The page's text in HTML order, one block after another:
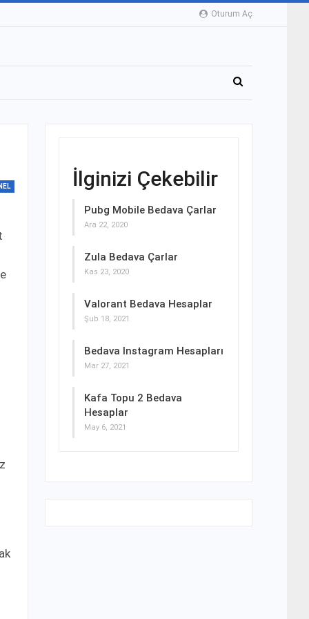
Oturum Aç
İlginizi Çekebilir
Pubg Mobile Bedava Çarlar
Ara 22, 2020
Zula Bedava Çarlar
Kas 23, 2020
Valorant Bedava Hesaplar
Şub 18, 2021
Bedava Instagram Hesapları
Mar 27, 2021
Kafa Topu 2 Bedava
Hesaplar
May 6, 2021